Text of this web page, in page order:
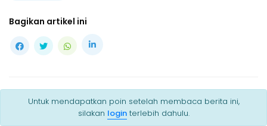
Bagikan artikel ini
Untuk mendapatkan poin setelah membaca berita ini,
silakan loginterlebih dahulu.